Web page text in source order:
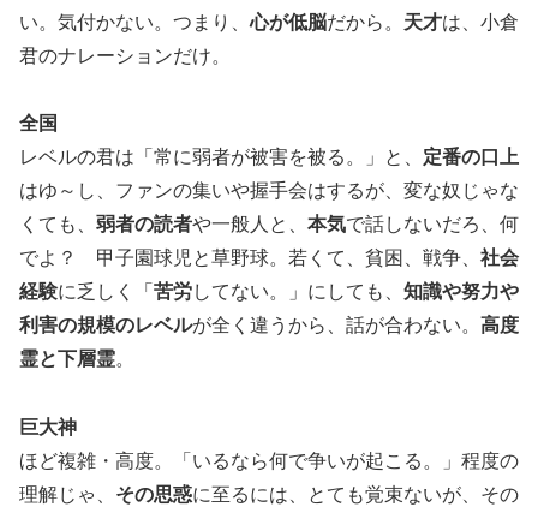
い。気付かない。つまり、心が低脳だから。 天才は、小倉
君のナレーションだけ。
全国
レベルの君は「常に弱者が被害を被る。」と、 定番の口上
はゆ～し、ファンの集いや握手会はするが、変な奴じゃな
くても、 弱者の読者や一般人と、 本気で話しないだろ、何
でよ？ 甲子園球児と草野球。若くて、貧困、戦争、 社会
経験に乏しく「 苦労してない。」にしても、 知識や努力や
利害の規模のレベルが全く違うから、話が合わない。 高度
霊と下層霊。
巨大神
ほど複雑・高度。「いるなら何で争いが起こる。」程度の
理解じゃ、 その思惑に至るには、とても覚束ないが、その